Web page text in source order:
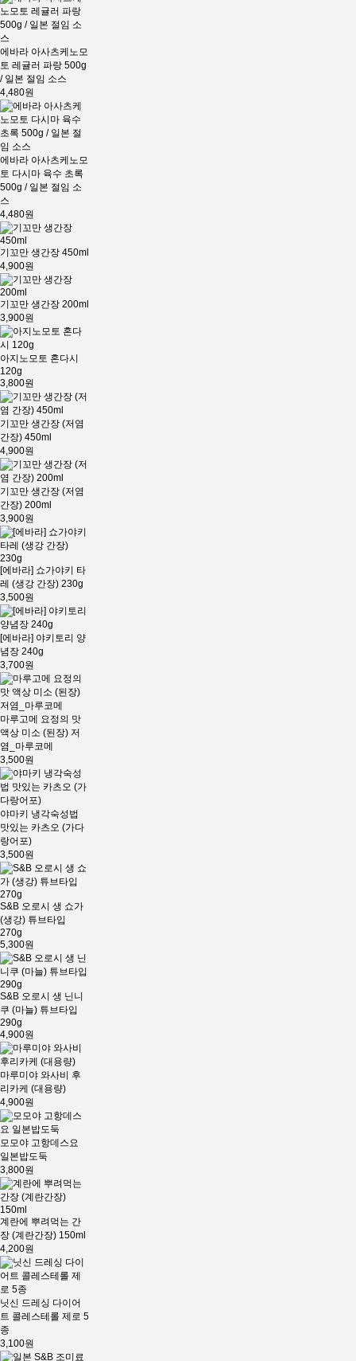
에바라 아사츠케노모
토 레귤러 파랑 500g
/ 일본 절임 소스
4,480원
에바라 아사츠케노모
토 다시마 육수 초록
500g / 일본 절임 소
스
4,480원
기꼬만 생간장 450ml
4,900원
기꼬만 생간장 200ml
3,900원
아지노모토 혼다시
120g
3,800원
기꼬만 생간장 (저염
간장) 450ml
4,900원
기꼬만 생간장 (저염
간장) 200ml
3,900원
[에바라] 쇼가야키 타
레 (생강 간장) 230g
3,500원
[에바라] 야키토리 양
념장 240g
3,700원
마루고메 요정의 맛
액상 미소 (된장) 저
염_마루코메
3,500원
야마키 냉각숙성법
맛있는 카츠오 (가다
랑어포)
3,500원
S&B 오로시 생 쇼가
(생강) 튜브타입
270g
5,300원
S&B 오로시 생 닌니
쿠 (마늘) 튜브타입
290g
4,900원
마루미야 와사비 후
리카케 (대용량)
4,900원
모모야 고항데스요
일본밥도둑
3,800원
계란에 뿌려먹는 간
장 (계란간장) 150ml
4,200원
닛신 드레싱 다이어
트 콜레스테롤 제로 5
종
3,100원